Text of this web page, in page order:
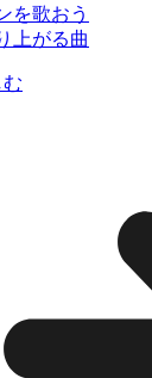
を歌おう
上がる曲